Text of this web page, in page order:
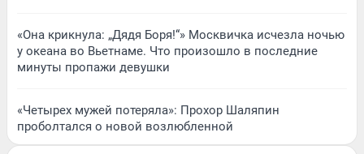
«Она крикнула: „Дядя Боря!“» Москвичка исчезла ночью
у океана во Вьетнаме. Что произошло в последние
минуты пропажи девушки
«Четырех мужей потеряла»: Прохор Шаляпин
проболтался о новой возлюбленной